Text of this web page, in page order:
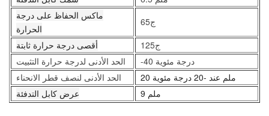
ماكس الحفاظ على درجة
الحرارة
65ج
أقصى درجة حرارة ثابتة
125ج
الحد الأدنى لدرجة حرارة التثبيت
-40 درجة مئوية
الحد الأدنى لنصف قطر الانحناء
20 ملم عند -20 درجة مئوية
عرض كابل التدفئة
9 ملم